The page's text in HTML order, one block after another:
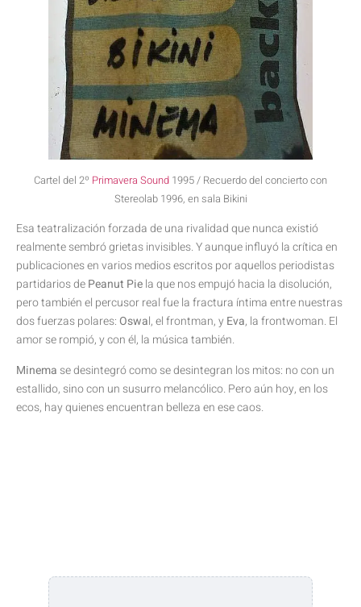
Cartel del 2º Primavera Sound 1995 / Recuerdo del concierto con
Stereolab 1996, en sala Bikini
Esa teatralización forzada de una rivalidad que nunca existió
realmente sembró grietas invisibles. Y aunque influyó la crítica en
publicaciones en varios medios escritos por aquellos periodistas
partidarios dePeanut Piela que nos empujó hacia la disolución,
pero también el percusor real fue la fractura íntima entre nuestras
dos fuerzas polares: Oswal, el frontman, y Eva, la frontwoman. El
amor se rompió, y con él, la música también.
Minema se desintegró como se desintegran los mitos: no con un
estallido, sino con un susurro melancólico. Pero aún hoy, en los
ecos, hay quienes encuentran belleza en ese caos.